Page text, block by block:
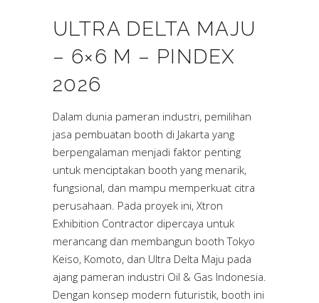
ULTRA DELTA MAJU
– 6×6 M – PINDEX
2026
Dalam dunia pameran industri, pemilihan
jasa pembuatan booth di Jakarta yang
berpengalaman menjadi faktor penting
untuk menciptakan booth yang menarik,
fungsional, dan mampu memperkuat citra
perusahaan. Pada proyek ini, Xtron
Exhibition Contractor dipercaya untuk
merancang dan membangun booth Tokyo
Keiso, Komoto, dan Ultra Delta Maju pada
ajang pameran industri Oil & Gas Indonesia.
Dengan konsep modern futuristik, booth ini